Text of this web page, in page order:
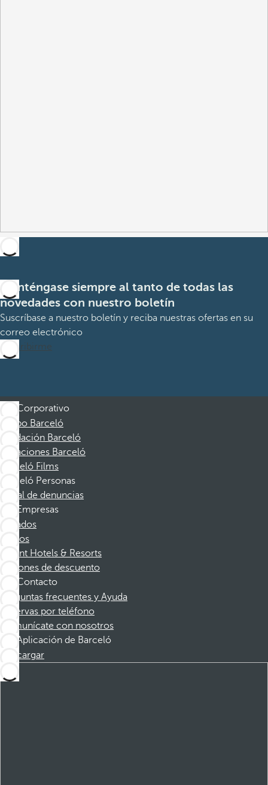
Manténgase siempre al tanto de todas las
novedades con nuestro boletín
Suscríbase a nuestro boletín y reciba nuestras ofertas en su
correo electrónico
Suscribirme
Corporativo
Grupo Barceló
Fundación Barceló
Vacaciones Barceló
Barceló Films
Barceló Personas
Canal de denuncias
Empresas
Afiliados
Socios
Dorint Hotels & Resorts
Cupones de descuento
Contacto
Preguntas frecuentes y Ayuda
Reservas por teléfono
Comunícate con nosotros
Aplicación de Barceló
Descargar